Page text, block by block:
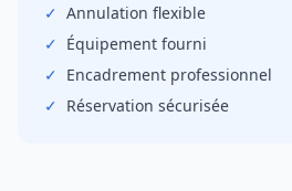
✓ Annulation flexible
✓ Équipement fourni
✓ Encadrement professionnel
✓ Réservation sécurisée